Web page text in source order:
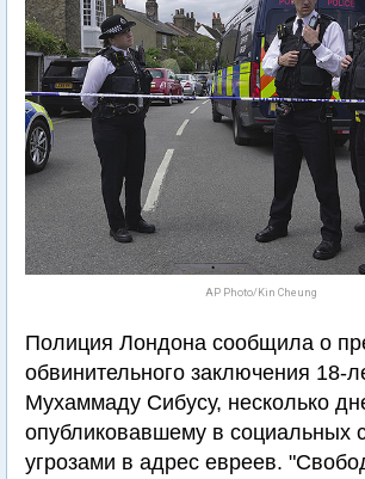
AP Photo/Kin Cheung
Полиция Лондона сообщила о
обвинительного заключения 18-
Мухаммаду Сибусу, несколько
опубликовавшему в социальных
угрозами в адрес евреев.